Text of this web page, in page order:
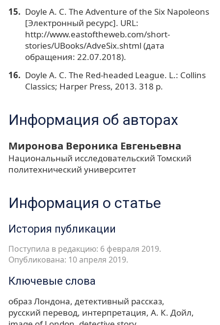
Doyle A. C. The Adventure of the Six Napoleons
[Электронный ресурс]. URL:
http://www.eastoftheweb.com/short-
stories/UBooks/AdveSix.shtml (дата
обращения: 22.07.2018).
Doyle A. C. The Red-headed League. L.: Collins
Classics; Harper Press, 2013. 318 р.
Информация об авторах
Миронова Вероника Евгеньевна
Национальный исследовательский Томский
политехнический университет
Информация о статье
История публикации
Поступила в редакцию: 6 февраля 2019.
Опубликована: 10 апреля 2019.
Ключевые слова
образ Лондона детективный рассказ
русский перевод интерпретация А. К. Дойл